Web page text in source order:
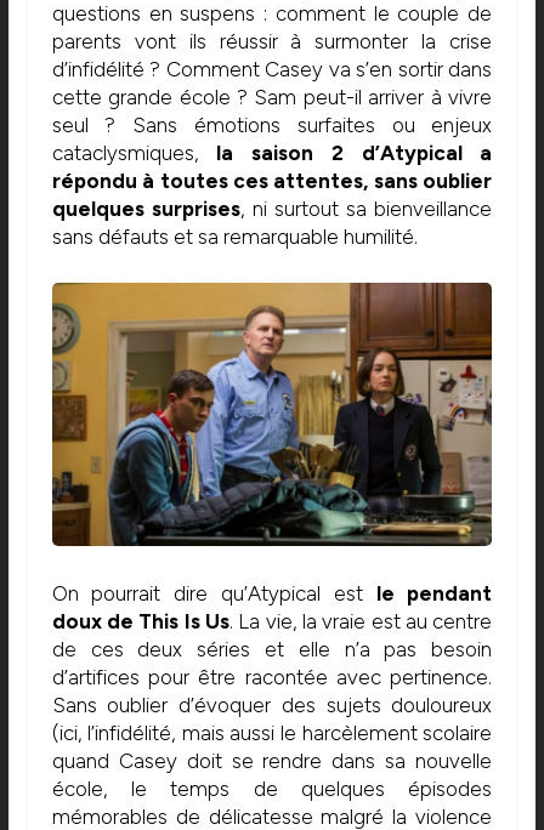
questions en suspens : comment le couple de
parents vont ils réussir à surmonter la crise
d’infidélité ? Comment Casey va s’en sortir dans
cette grande école ? Sam peut-il arriver à vivre
seul ? Sans émotions surfaites ou enjeux
cataclysmiques, la saison 2 d’Atypical a
répondu à toutes ces attentes, sans oublier
quelques surprises, ni surtout sa bienveillance
sans défauts et sa remarquable humilité.
On pourrait dire qu’Atypical est le pendant
doux de This Is Us. La vie, la vraie est au centre
de ces deux séries et elle n’a pas besoin
d’artifices pour être racontée avec pertinence.
Sans oublier d’évoquer des sujets douloureux
(ici, l’infidélité, mais aussi le harcèlement scolaire
quand Casey doit se rendre dans sa nouvelle
école, le temps de quelques épisodes
mémorables de délicatesse malgré la violence